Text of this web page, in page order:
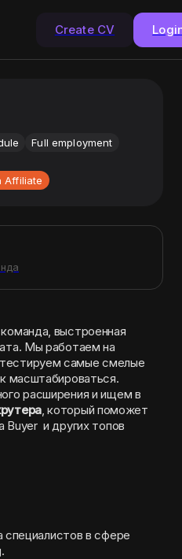
Create CV
Full employment
Affiliate
выстроенная
Мы работаем на
самые смелые
масштабироваться.
расширения и ищем в
, который поможет
и других топов
специалистов в сфере